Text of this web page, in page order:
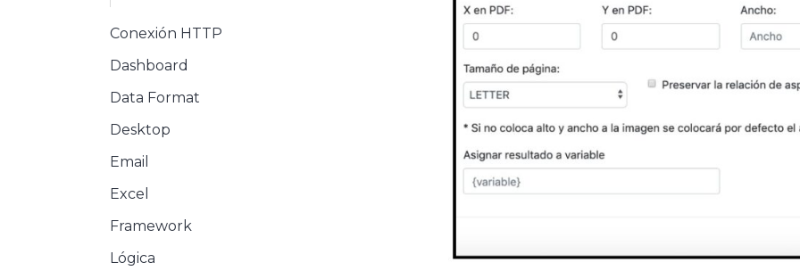
Conexión HTTP
Dashboard
Data Format
Desktop
Email
Excel
Framework
Lógica